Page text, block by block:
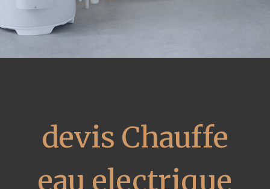
devis Chauffe
eau electrique